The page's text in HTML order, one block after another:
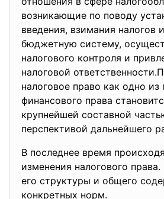
возникающие по поводу
введения, взимания налогов
бюджетную систему,
налогового контроля и
налоговой
налоговое право как одно из
финансового права
крупнейшей составной
перспективой дальнейшего
В последнее время
изменения налогового
его структуры и общего
конкретных норм.